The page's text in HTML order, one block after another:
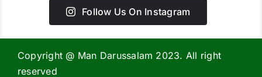
Follow Us On Instagram
Copyright @ Man Darussalam 2023. All right
reserved